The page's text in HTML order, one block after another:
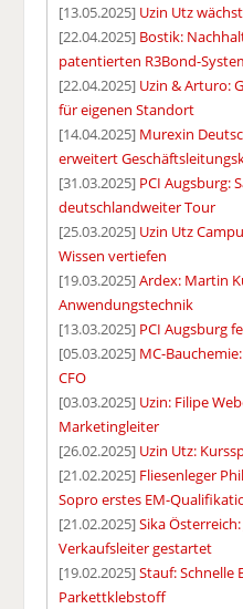
[13.05.2025] Uzin Utz
[22.04.2025] Bostik:
patentierten R3Bond-
[22.04.2025] Uzin & Arturo:
für eigenen Standort
[14.04.2025] Murexin
erweitert
[31.03.2025] PCI Augsburg:
deutschlandweiter Tour
[25.03.2025] Uzin Utz
Wissen vertiefen
[19.03.2025]Ardex: Martin
Anwendungstechnik
[13.03.2025] PCI Augsburg
[05.03.2025] MC-
CFO
[03.03.2025] Uzin: Filipe
Marketingleiter
[26.02.2025] Uzin Utz:
[21.02.2025] Fliesenleger
Sopro erstes EM-
[21.02.2025]Sika
Verkaufsleiter gestartet
[19.02.2025]Stauf: Schnelle
Parkettklebstoff